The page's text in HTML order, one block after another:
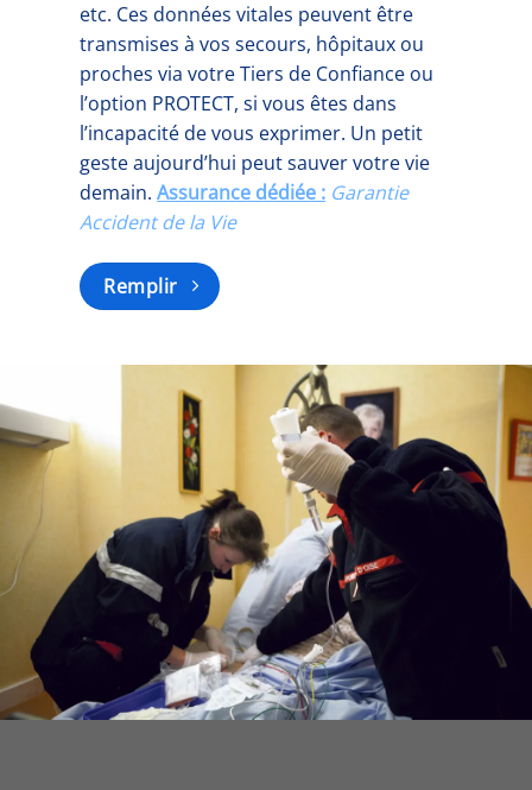
etc. Ces données vitales peuvent être
transmises à vos secours, hôpitaux ou
proches via votre Tiers de Confiance ou
l’option PROTECT, si vous êtes dans
l’incapacité de vous exprimer. Un petit
geste aujourd’hui peut sauver votre vie
demain.Assurance dédiée : Garantie
Accident de la Vie
Remplir